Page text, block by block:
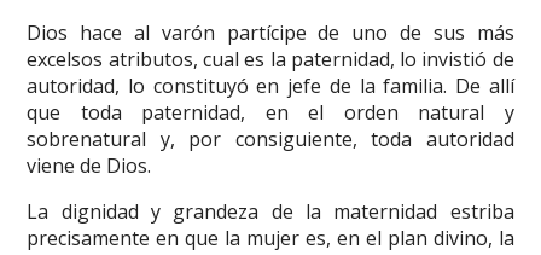
Dios hace al varón partícipe de uno de sus más
excelsos atributos, cual es la paternidad, lo invistió de
autoridad, lo constituyó en jefe de la familia. De allí
que toda paternidad, en el orden natural y
sobrenatural y, por consiguiente, toda autoridad
viene de Dios.
La dignidad y grandeza de la maternidad estriba
precisamente en que la mujer es, en el plan divino, la